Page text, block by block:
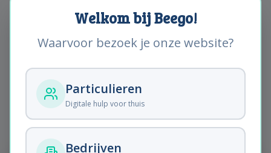
Welkom bij Beego!
Waarvoor bezoek je onze website?
Particulieren
Digitale hulp voor thuis
Bedrijven
Artikel niet gevonden.